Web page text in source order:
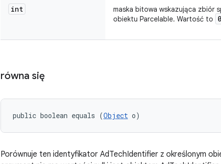
int
maska bitowa wskazująca zbiór
obiektu Parcelable. Wartość to
0
równa się
public boolean equals (Object o)
Porównuje ten identyfikator AdTechIdentifier z określonym